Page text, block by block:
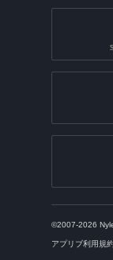
©2007-2026
アプリブ利用規